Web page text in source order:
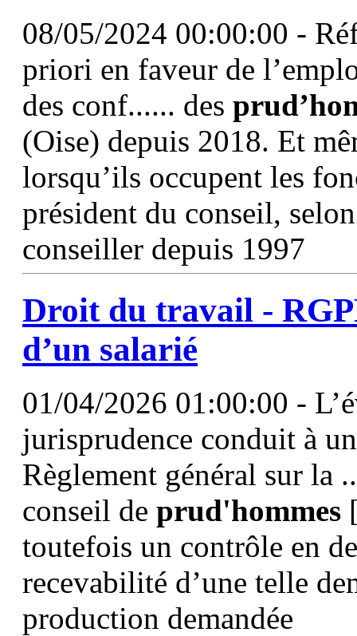
08/05/2024 00:00:00 -
priori en faveur de
des conf...... des
(Oise) depuis 2018. Et
lorsqu’ils occupent les
président du conseil,
conseiller depuis 1997
Droit du travail -
d’un salarié
01/04/2026 01:00:00 -
jurisprudence conduit à
Règlement général sur la
conseil de prud'hommes
toutefois un contrôle en
recevabilité d’une telle
production demandée